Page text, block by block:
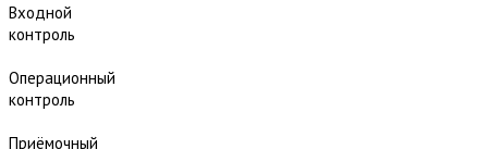
Входной
контроль
Операционный
контроль
Приёмочный